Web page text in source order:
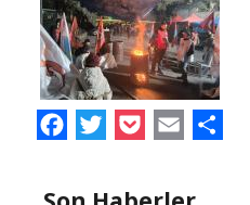
FacebookTwitterPocketEmail